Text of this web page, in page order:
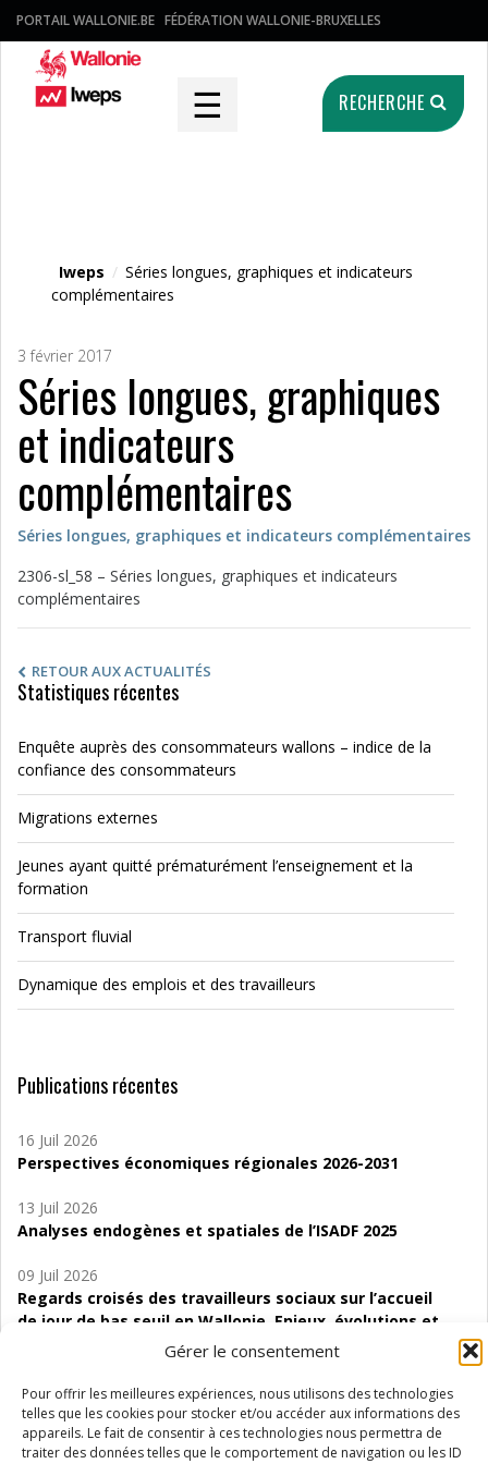
Gérer le consentement
Pour offrir les meilleures expériences, nous utilisons des technologies
telles que les cookies pour stocker et/ou accéder aux informations des
appareils. Le fait de consentir à ces technologies nous permettra de
traiter des données telles que le comportement de navigation ou les ID
PORTAIL WALLONIE.BE FÉDÉRATION WALLONIE-BRUXELLES
☰ RECHERCHE
Iweps / Séries longues, graphiques et indicateurs
complémentaires
3 février 2017
Séries longues, graphiques
et indicateurs
complémentaires
Séries longues, graphiques et indicateurs complémentaires
2306-sl_58 – Séries longues, graphiques et indicateurs
complémentaires
RETOUR AUX ACTUALITÉS
Statistiques récentes
Enquête auprès des consommateurs wallons – indice de la
confiance des consommateurs
Migrations externes
Jeunes ayant quitté prématurément l’enseignement et la
formation
Transport fluvial
Dynamique des emplois et des travailleurs
Publications récentes
16 Juil 2026
Perspectives économiques régionales 2026-2031
13 Juil 2026
Analyses endogènes et spatiales de l’ISADF 2025
09 Juil 2026
Regards croisés des travailleurs sociaux sur l’accueil
de jour de bas seuil en Wallonie. Enjeux, évolutions et
06 Juil 2026
Étude d’évaluabilité des Structures
d’accompagnement à l’autocréation d’emploi (SAACE)